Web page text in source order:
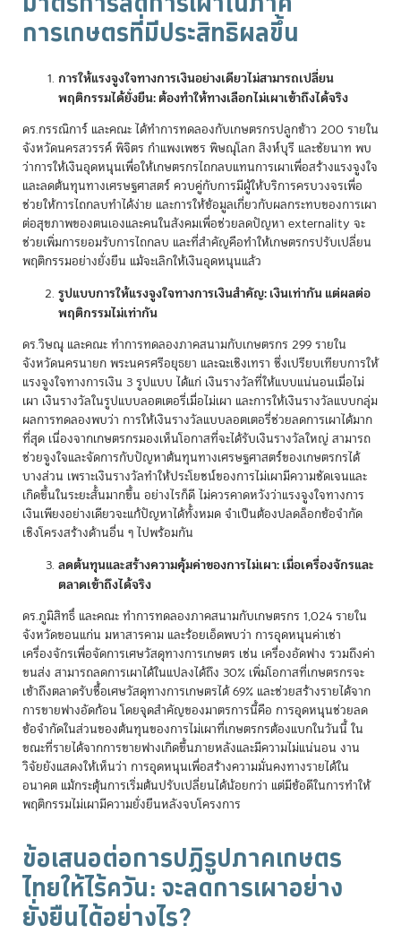
การเกษตรที่มีประสิทธิผลขึ้น
การให้แรงจูงใจทางการเงินอย่างเดียวไม่สามารถเปลี่ยน
พฤติกรรมได้ยั่งยืน: ต้องทำให้ทางเลือกไม่เผาเข้าถึงได้จริง
ดร.กรรณิการ์ และคณะ ได้ทำการทดลองกับเกษตรกรปลูกข้าว 200 รายใน
จังหวัดนครสวรรค์ พิจิตร กำแพงเพชร พิษณุโลก สิงห์บุรี และชัยนาท พบ
ว่าการให้เงินอุดหนุนเพื่อให้เกษตรกรไถกลบแทนการเผาเพื่อสร้างแรงจูงใจ
และลดต้นทุนทางเศรษฐศาสตร์ ควบคู่กับการมีผู้ให้บริการครบวงจรเพื่อ
ช่วยให้การไถกลบทำได้ง่าย และการให้ข้อมูลเกี่ยวกับผลกระทบของการเผา
ต่อสุขภาพของตนเองและคนในสังคมเพื่อช่วยลดปัญหา externality จะ
ช่วยเพิ่มการยอมรับการไถกลบ และที่สำคัญคือทำให้เกษตรกรปรับเปลี่ยน
พฤติกรรมอย่างยั่งยืน แม้จะเลิกให้เงินอุดหนุนแล้ว
รูปแบบการให้แรงจูงใจทางการเงินสำคัญ: เงินเท่ากัน แต่ผลต่อ
พฤติกรรมไม่เท่ากัน
ดร.วิษณุ และคณะ ทำการทดลองภาคสนามกับเกษตรกร 299 รายใน
จังหวัดนครนายก พระนครศรีอยุธยา และฉะเชิงเทรา ซึ่งเปรียบเทียบการให้
แรงจูงใจทางการเงิน 3 รูปแบบ ได้แก่ เงินรางวัลที่ให้แบบแน่นอนเมื่อไม่
เผา เงินรางวัลในรูปแบบลอตเตอรี่เมื่อไม่เผา และการให้เงินรางวัลแบบกลุ่ม
ผลการทดลองพบว่า การให้เงินรางวัลแบบลอตเตอรี่ช่วยลดการเผาได้มาก
ที่สุด เนื่องจากเกษตรกรมองเห็นโอกาสที่จะได้รับเงินรางวัลใหญ่ สามารถ
ช่วยจูงใจและจัดการกับปัญหาต้นทุนทางเศรษฐศาสตร์ของเกษตรกรได้
บางส่วน เพราะเงินรางวัลทำให้ประโยชน์ของการไม่เผามีความชัดเจนและ
เกิดขึ้นในระยะสั้นมากขึ้น อย่างไรก็ดี ไม่ควรคาดหวังว่าแรงจูงใจทางการ
เงินเพียงอย่างเดียวจะแก้ปัญหาได้ทั้งหมด จำเป็นต้องปลดล็อกข้อจำกัด
เชิงโครงสร้างด้านอื่น ๆ ไปพร้อมกัน
ลดต้นทุนและสร้างความคุ้มค่าของการไม่เผา: เมื่อเครื่องจักรและ
ตลาดเข้าถึงได้จริง
ดร.ภูมิสิทธิ์ และคณะ ทำการทดลองภาคสนามกับเกษตรกร 1,024 รายใน
จังหวัดขอนแก่น มหาสารคาม และร้อยเอ็ดพบว่า การอุดหนุนค่าเช่า
เครื่องจักรเพื่อจัดการเศษวัสดุทางการเกษตร เช่น เครื่องอัดฟาง รวมถึงค่า
ขนส่ง สามารถลดการเผาได้ในแปลงได้ถึง 30% เพิ่มโอกาสที่เกษตรกรจะ
เข้าถึงตลาดรับซื้อเศษวัสดุทางการเกษตรได้ 69% และช่วยสร้างรายได้จาก
การขายฟางอัดก้อน โดยจุดสำคัญของมาตรการนี้คือ การอุดหนุนช่วยลด
ข้อจำกัดในส่วนของต้นทุนของการไม่เผาที่เกษตรกรต้องแบกในวันนี้ ใน
ขณะที่รายได้จากการขายฟางเกิดขึ้นภายหลังและมีความไม่แน่นอน งาน
วิจัยยังแสดงให้เห็นว่า การอุดหนุนเพื่อสร้างความมั่นคงทางรายได้ใน
อนาคต แม้กระตุ้นการเริ่มต้นปรับเปลี่ยนได้น้อยกว่า แต่มีข้อดีในการทำให้
พฤติกรรมไม่เผามีความยั่งยืนหลังจบโครงการ
ข้อเสนอต่อการปฏิรูปภาคเกษตร
ไทยให้ไร้ควัน: จะลดการเผาอย่าง
ยั่งยืนได้อย่างไร?